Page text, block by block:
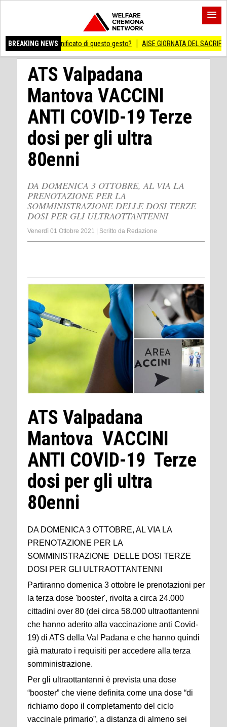
BREAKING NEWS
significato di questo gesto? AISE GIORNATA DEL SACRIFICIO DEL
ATS Valpadana
Mantova VACCINI
ANTI COVID-19 Terze
dosi per gli ultra
80enni
DA DOMENICA 3 OTTOBRE, AL VIA LA
PRENOTAZIONE PER LA
SOMMINISTRAZIONE DELLE DOSI TERZE
DOSI PER GLI ULTRAOTTANTENNI
Venerdì 01 Ottobre 2021 Scritto da Redazione
ATS Valpadana
Mantova VACCINI
ANTI COVID-19 Terze
dosi per gli ultra
80enni
DA DOMENICA 3 OTTOBRE, AL VIA LA
PRENOTAZIONE PER LA
SOMMINISTRAZIONE DELLE DOSI TERZE
DOSI PER GLI ULTRAOTTANTENNI
Partiranno domenica 3 ottobre le prenotazioni per
la terza dose 'booster', rivolta a circa 24.000
cittadini over 80 (dei circa 58.000 ultraottantenni
che hanno aderito alla vaccinazione anti Covid-
19) di ATS della Val Padana e che hanno quindi
già maturato i requisiti per accedere alla terza
somministrazione.
Per gli ultraottantenni è prevista una dose
“booster” che viene definita come una dose “di
richiamo dopo il completamento del ciclo
vaccinale primario”, a distanza di almeno sei